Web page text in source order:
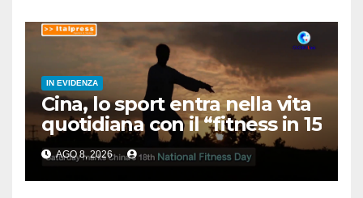
IN EVIDENZA
Cina, lo sport entra nella vita
quotidiana con il “fitness in 15
minuti”
AGO 8, 2026